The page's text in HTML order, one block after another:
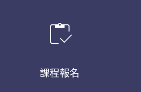
inventory
課程報名